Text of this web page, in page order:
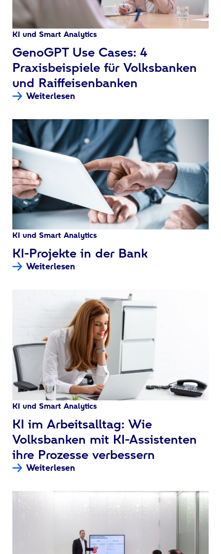
KI und Smart Analytics
:
GenoGPT Use Cases: 4
Praxisbeispiele für Volksbanken
und Raiffeisenbanken
Weiterlesen
KI und Smart Analytics
:KI-Projekte in der Bank
Weiterlesen
KI und Smart Analytics
:KI im Arbeitsalltag: Wie
Volksbanken mit KI-Assistenten
ihre Prozesse verbessern
Weiterlesen